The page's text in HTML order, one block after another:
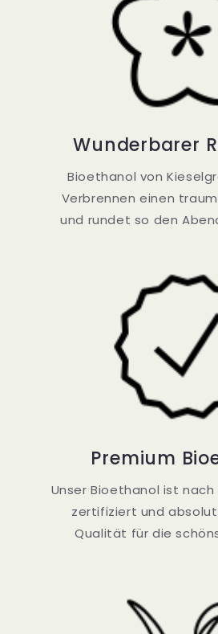
Wunderbarer
Bioethanol von
Verbrennen einen
und rundet so den
Premium
Unser Bioethanol ist nach
zertifiziert und
Qualität für die